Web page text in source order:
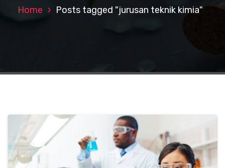
Home Posts tagged "jurusan teknik kimia"